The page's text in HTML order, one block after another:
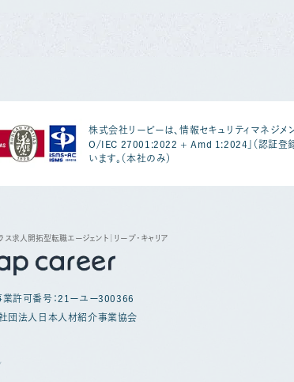
株式会社リーピーは、情報セキュリティマネジメ
O/IEC 27001:2022 + Amd 1:2024」（認証登
います。（本社のみ）
ス求人開拓型転職エージェント ｜リープ・キャリア
許可番号：21ーユー300366
団法人日本人材紹介事業協会